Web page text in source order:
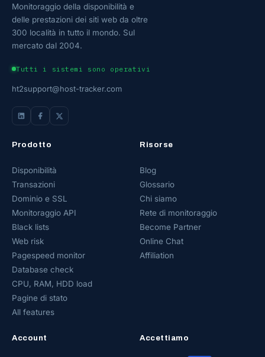
Monitoraggio della disponibilità e
delle prestazioni dei siti web da oltre
300 località in tutto il mondo. Sul
mercato dal 2004.
Tutti i sistemi sono operativi
ht2support@host-tracker.com
Prodotto
Disponibilità
Transazioni
Dominio e SSL
Monitoraggio API
Black lists
Web risk
Pagespeed monitor
Database check
CPU, RAM, HDD load
Pagine di stato
All features
Risorse
Blog
Glossario
Chi siamo
Rete di monitoraggio
Become Partner
Online Chat
Affiliation
Account Accettiamo